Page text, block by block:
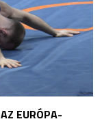
EURÓPA-